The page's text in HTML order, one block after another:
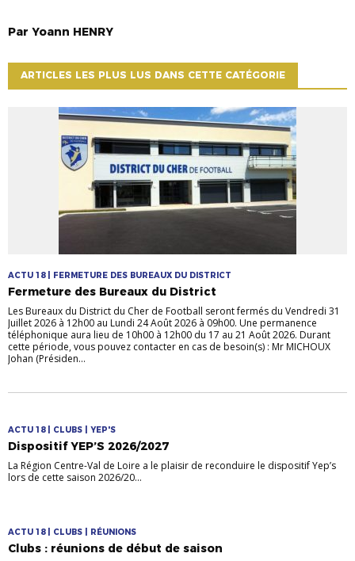
Par Yoann HENRY
ARTICLES LES PLUS LUS DANS CETTE CATÉGORIE
ACTU 18 | FERMETURE DES BUREAUX DU DISTRICT
Fermeture des Bureaux du District
Les Bureaux du District du Cher de Football seront fermés du Vendredi 31
Juillet 2026 à 12h00 au Lundi 24 Août 2026 à 09h00. Une permanence
téléphonique aura lieu de 10h00 à 12h00 du 17 au 21 Août 2026. Durant
cette période, vous pouvez contacter en cas de besoin(s) : Mr MICHOUX
Johan (Présiden...
ACTU 18 | CLUBS | YEP'S
Dispositif YEP’S 2026/2027
La Région Centre-Val de Loire a le plaisir de reconduire le dispositif Yep’s
lors de cette saison 2026/20...
ACTU 18 | CLUBS | RÉUNIONS
Clubs : réunions de début de saison